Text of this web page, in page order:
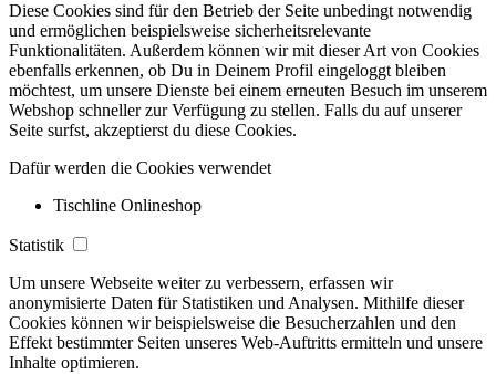
Diese Cookies sind für den Betrieb der Seite unbedingt notwendig
und ermöglichen beispielsweise sicherheitsrelevante
Funktionalitäten. Außerdem können wir mit dieser Art von Cookies
ebenfalls erkennen, ob Du in Deinem Profil eingeloggt bleiben
möchtest, um unsere Dienste bei einem erneuten Besuch im unserem
Webshop schneller zur Verfügung zu stellen. Falls du auf unserer
Seite surfst, akzeptierst du diese Cookies.
Dafür werden die Cookies verwendet
Tischline Onlineshop
Statistik
Um unsere Webseite weiter zu verbessern, erfassen wir
anonymisierte Daten für Statistiken und Analysen. Mithilfe dieser
Cookies können wir beispielsweise die Besucherzahlen und den
Effekt bestimmter Seiten unseres Web-Auftritts ermitteln und unsere
Inhalte optimieren.